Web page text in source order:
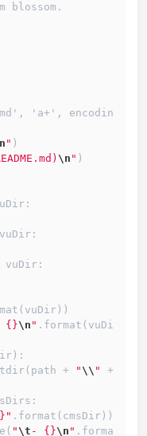
blossom.
'a+ ', encodin
" )
\n " )
vuDir:
{}\n " .format(vuDi
+ " \\ "
+
.format(cmsDir))
" \t - {}\n " .forma